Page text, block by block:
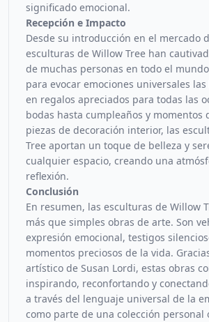
significado emocional.
Recepción e Impacto
Desde su introducción en el mercado
esculturas de Willow Tree han
de muchas personas en todo el
para evocar emociones universales
en regalos apreciados para todas las
bodas hasta cumpleaños y momentos
piezas de decoración interior, las
Tree aportan un toque de belleza y
cualquier espacio, creando una
reflexión.
Conclusión
En resumen, las esculturas de Willow
más que simples obras de arte. Son
expresión emocional, testigos
momentos preciosos de la vida.
artístico de Susan Lordi, estas obras
inspirando, reconfortando y
a través del lenguaje universal de la
como parte de una colección personal